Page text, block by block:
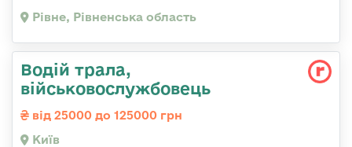
Рівне, Рівненська область
Водій трала,
військовослужбовець
від 25000 до 125000 грн
Київ